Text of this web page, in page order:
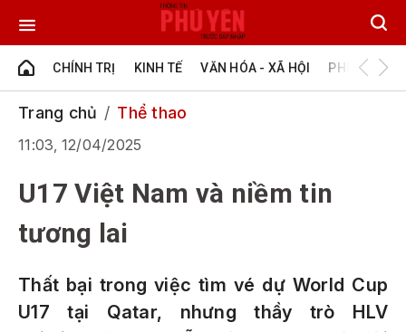
CHÍNH TRỊ KINH TẾ VĂN HÓA - XÃ HỘI PHÚ YÊN -
Trang chủ Thể thao
11:03, 12/04/2025
U17 Việt Nam và niềm tin
tương lai
Thất bại trong việc tìm vé dự World Cup
U17 tại Qatar, nhưng thầy trò HLV